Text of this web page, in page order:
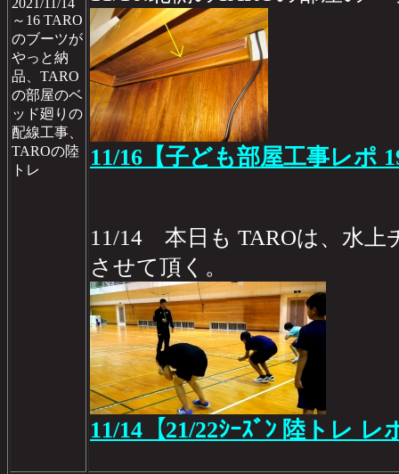
2021/11/14
～16 TARO
のブーツが
やっと納
品、TARO
の部屋のベ
ッド廻りの
配線工事、
TAROの陸
トレ
11/16【子ども部屋工事レポ
11/14 本日も TAROは、水上
させて頂く。
11/14【21/22ｼｰｽﾞﾝ 陸トレ レ